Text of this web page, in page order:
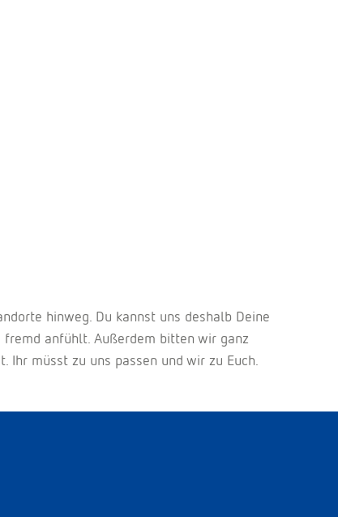
hinweg. Du kannst uns deshalb Deine
anfühlt. Außerdem bitten wir ganz
müsst zu uns passen und wir zu Euch.